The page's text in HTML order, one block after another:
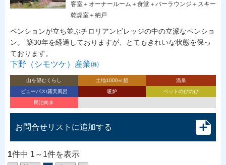
客室＋オーナールーム＋食堂＋バーラウンジ＋スキー
乾燥室＋納戸
ペンションが立ち並ぶチロリアンビレッジの中の立派なペンショ
ン。 築30年を経過しておりますが、とてもきれいな状態を保っ
ております。
下野（シモツケ）産業㈱
山を望むくらし 土地1000㎡超
温泉
ビューバス/露天風呂
暖炉
ペットのびのび
民泊向き
お問合せリストに追加する
1件中 1～1件を表示